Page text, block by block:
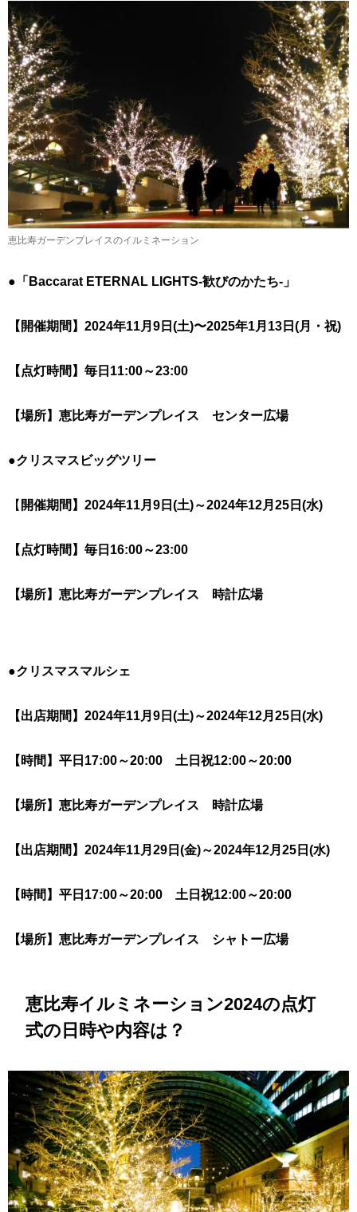
恵比寿ガーデンプレイスのイルミネーション
● 「Baccarat ETERNAL LIGHTS-歓びのかたち-」
【開催期間】2024年11月9日(土)〜2025年1月13日(月・祝)
【点灯時間】毎日11:00～23:00
【場所】恵比寿ガーデンプレイス センター広場
●クリスマスビッグツリー
【 開催期間】2024年11月9日(土)～2024年12月25日(水)
【点灯時間】毎日16:00～23:00
【場所】恵比寿ガーデンプレイス 時計広場
●クリスマスマルシェ
【出店期間】2024年11月9日(土)～2024年12月25日(水)
【時間】平日17:00～20:00 土日祝12:00～20:00
【場所】恵比寿ガーデンプレイス 時計広場
【出店期間】2024年11月29日(金)～2024年12月25日(水)
【時間】平日17:00～20:00 土日祝12:00～20:00
【場所】恵比寿ガーデンプレイス シャトー広場
恵比寿イルミネーション2024の点灯
式の日時や内容は？